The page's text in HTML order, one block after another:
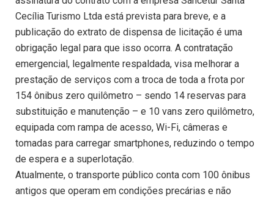
Cecília Turismo Ltda está prevista para breve, e a
publicação do extrato de dispensa de licitação é uma
obrigação legal para que isso ocorra. A contratação
emergencial, legalmente respaldada, visa melhorar a
prestação de serviços com a troca de toda a frota por
154 ônibus zero quilômetro – sendo 14 reservas para
substituição e manutenção – e 10 vans zero quilômetro,
equipada com rampa de acesso, Wi-Fi, câmeras e
tomadas para carregar smartphones, reduzindo o tempo
de espera e a superlotação.
Atualmente, o transporte público conta com 100 ônibus
antigos que operam em condições precárias e não